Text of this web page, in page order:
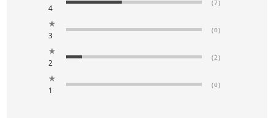
4
(7)
★
3
(0)
★
2
(2)
★
1
(0)